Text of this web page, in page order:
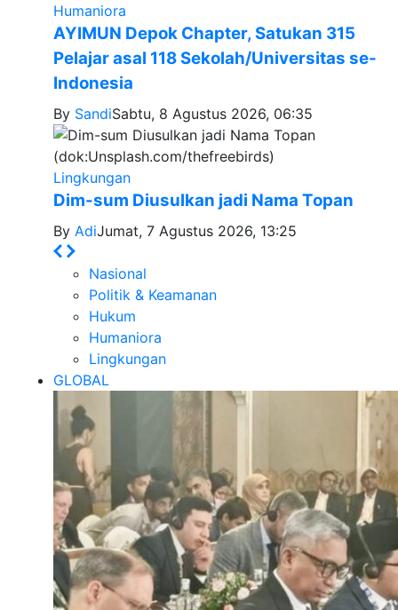
Humaniora
AYIMUN Depok Chapter, Satukan 315
Pelajar asal 118 Sekolah/Universitas se-
Indonesia
By SandiSabtu, 8 Agustus 2026, 06:35
Lingkungan
Dim-sum Diusulkan jadi Nama Topan
By AdiJumat, 7 Agustus 2026, 13:25
Nasional
Politik & Keamanan
Hukum
Humaniora
Lingkungan
GLOBAL